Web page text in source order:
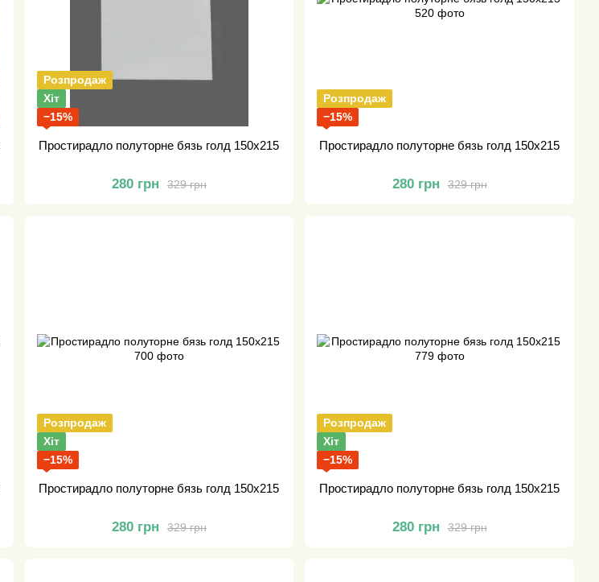
Розпродаж
Хіт
−15%
Простирадло полуторне бязь голд 150х215
329 грн
280 грн
Розпродаж
−15%
Простирадло полуторне бязь голд 150х215
329 грн
280 грн
Розпродаж
Хіт
−15%
Простирадло полуторне бязь голд 150х215
329 грн
280 грн
Розпродаж
Хіт
−15%
Простирадло полуторне бязь голд 150х215
329 грн
280 грн